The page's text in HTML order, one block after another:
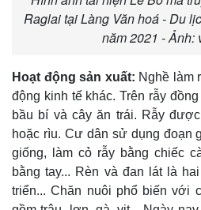
Raglai tại Làng Văn hoá - Du
năm 2021 - Ảnh:
Hoạt động sản xuất: Nghề làm
động kinh tế khác. Trên rẫy
bầu bí và cây ăn trái. Rẫy
hoặc rìu. Cư dân sử dụng đoạn
giống, làm cỏ rẫy bằng chiếc
bằng tay... Rèn và đan lát là
triển... Chăn nuôi phổ biến với